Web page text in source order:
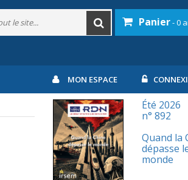
Panier- 0
MON ESPACE
Été 2026
n° 892
Quand la
dépasse
monde